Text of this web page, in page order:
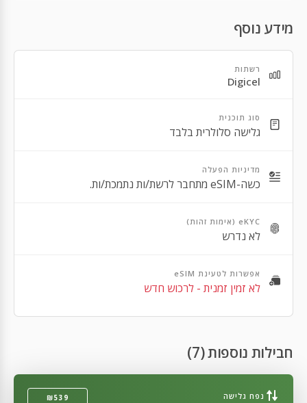
Apple iPhone 12 Pro Max
Apple iPhone 11
Apple iPhone XR
מידע נוסף
רשתות
Digicel
סוג תוכנית
גלישה סלולרית בלבד
מדיניות הפעלה
כשה-eSIM מתחבר לרשת/ות נתמכת/ות.
eKYC (אימות זהות)
לא נדרש
אפשרות לטעינת eSIM
לא זמין זמנית - לרכוש חדש
חבילות נוספות (7)
נפח גלישה ₪539